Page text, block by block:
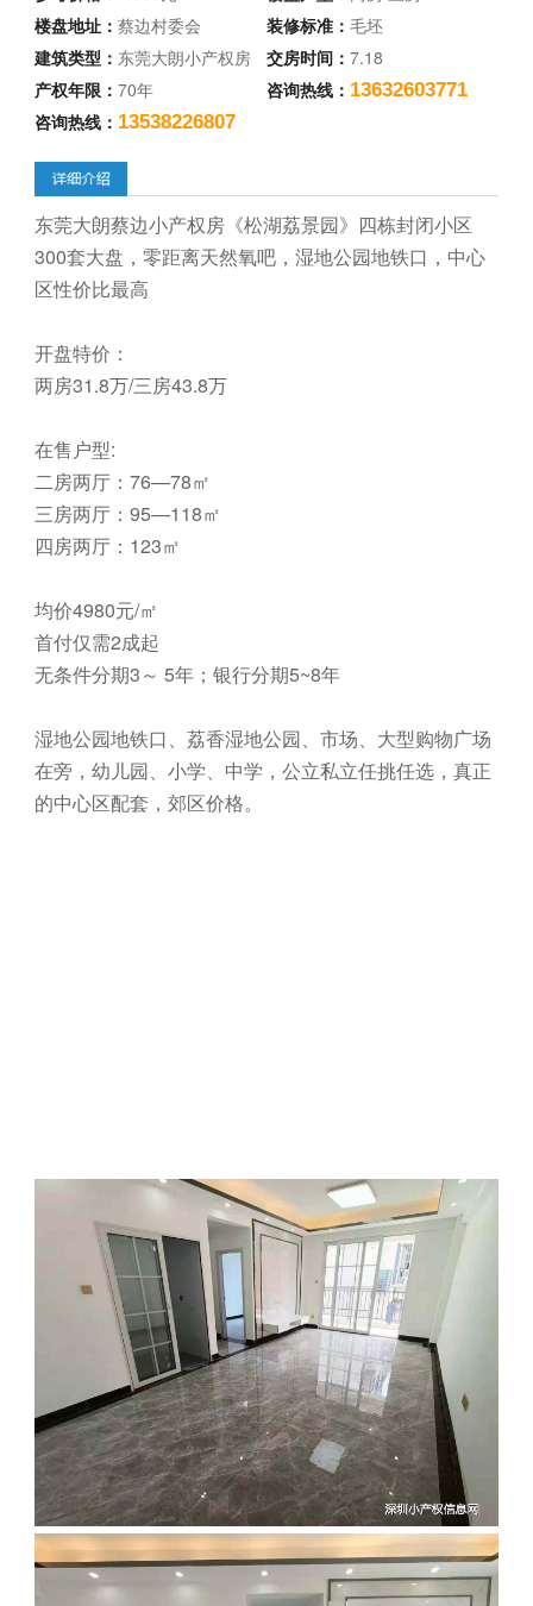
楼盘地址：蔡边村委会 装修标准： 毛坯
建筑类型： 东莞大朗小产权房 交房时间： 7.18
产权年限：70年 咨询热线： 13632603771
咨询热线： 13538226807
东莞大朗蔡边小产权房《松湖荔景园》四栋封闭小区
300套大盘，零距离天然氧吧，湿地公园地铁口，中心
区性价比最高
开盘特价：
两房31.8万/三房43.8万
在售户型:
二房两厅：76—78㎡
三房两‎厅：95—118㎡
四房两‎厅：123㎡
均价4980元/㎡
首付仅需2成起
无条件分期3～ 5年；银行分期5~8年
湿地公园地铁口、荔香湿地公园、市场、大型购物广场
在旁，幼儿园、小学、中学，公立私立任挑任选，真正
的中心区配套，郊区价格。